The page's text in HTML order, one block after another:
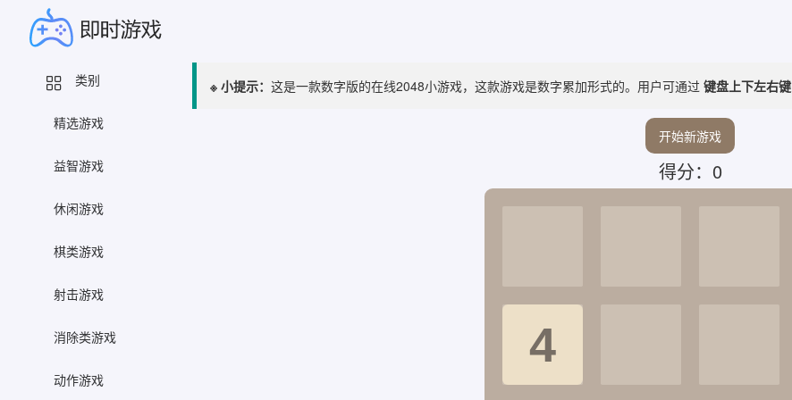
类别
精选游戏
益智游戏
休闲游戏
棋类游戏
射击游戏
消除类游戏
动作游戏
※ 小提示： 这是一款数字版的在线2048小游戏，这款游戏是数字累加形式的。用户可通过 键盘上下左右键
开始新游戏
得分： 0
4